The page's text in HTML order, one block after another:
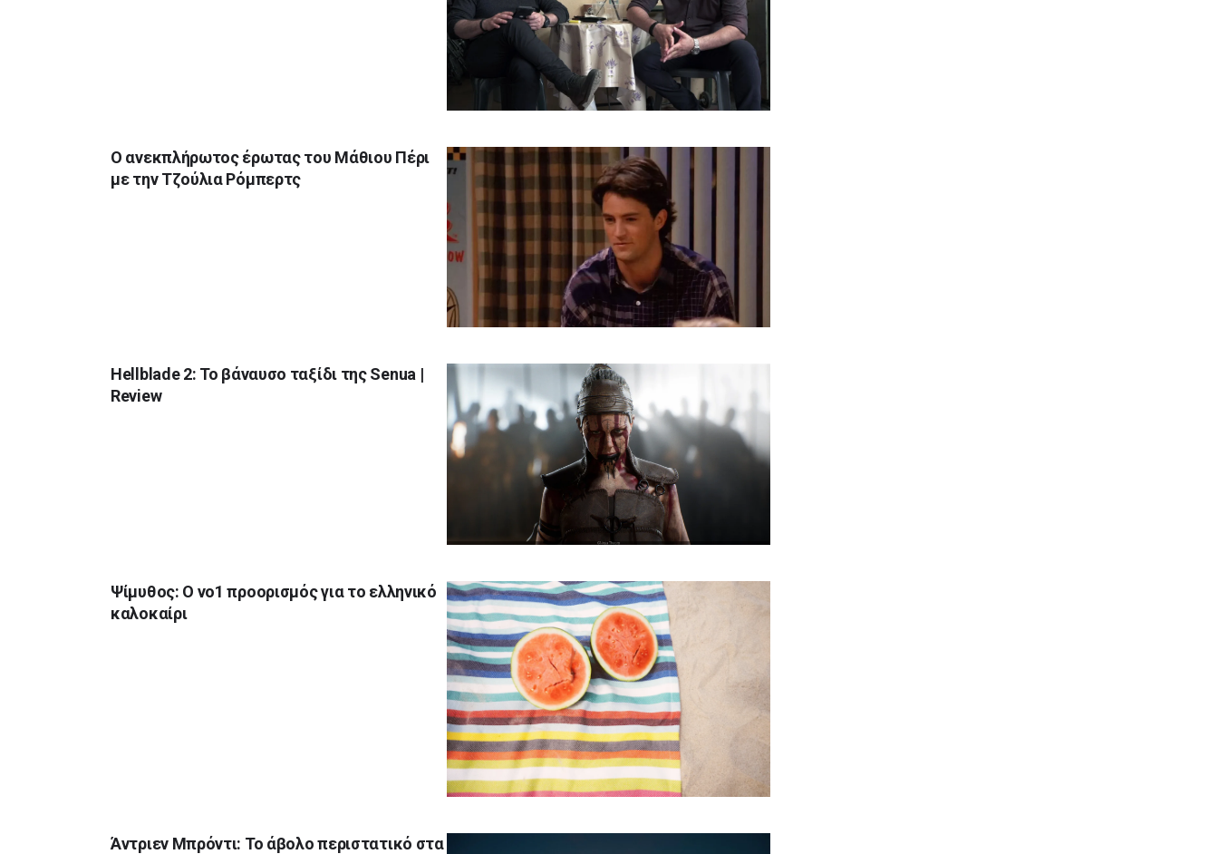
Ο ανεκπλήρωτος έρωτας του Μάθιου Πέρι
με την Τζούλια Ρόμπερτς
Hellblade 2: Το βάναυσο ταξίδι της Senua |
Review
Ψίμυθος: Ο νο1 προορισμός για το ελληνικό
καλοκαίρι
Άντριεν Μπρόντι: Το άβολο περιστατικό στα